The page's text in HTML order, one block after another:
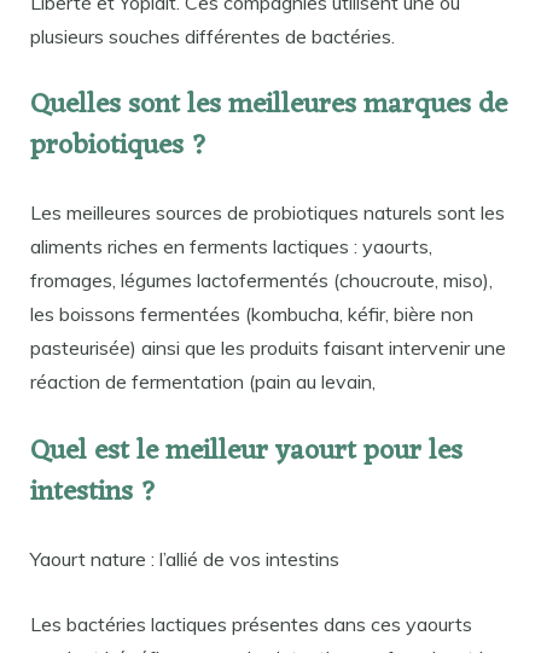
plusieurs souches différentes de bactéries.
Quelles sont les meilleures marques de
probiotiques ?
Les meilleures sources de probiotiques naturels sont les
aliments riches en ferments lactiques : yaourts,
fromages, légumes lactofermentés (choucroute, miso),
les boissons fermentées (kombucha, kéfir, bière non
pasteurisée) ainsi que les produits faisant intervenir une
réaction de fermentation (pain au levain,
Quel est le meilleur yaourt pour les
intestins ?
Yaourt nature : l’allié de vos intestins
Les bactéries lactiques présentes dans ces yaourts